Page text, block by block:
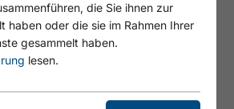
die Sie ihnen zur
haben oder die sie im Rahmen Ihrer
gesammelt haben.
lesen.